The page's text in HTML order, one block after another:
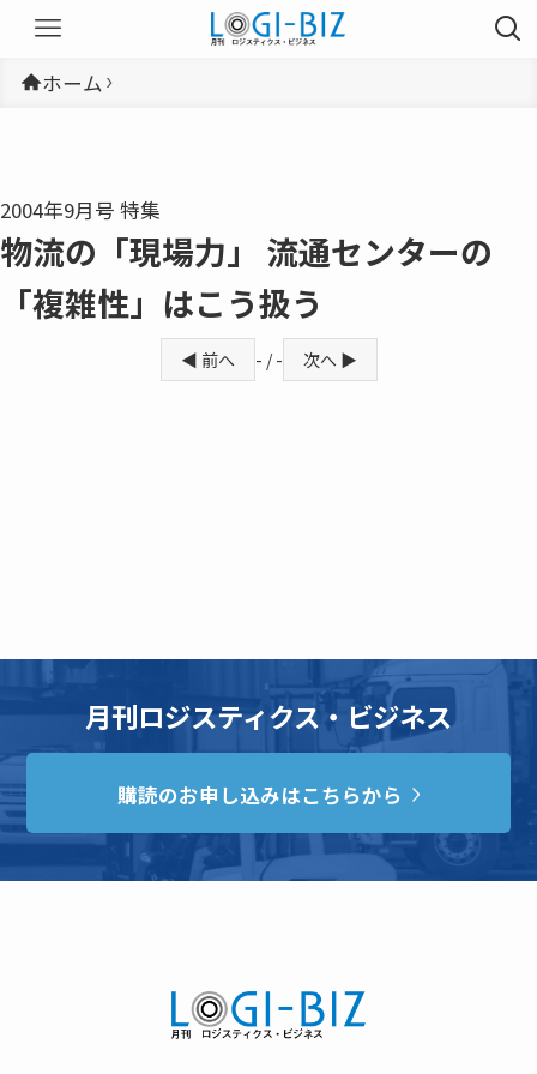
ホーム
2004年9月号 特集
物流の「現場力」 流通センターの
「複雑性」はこう扱う
◀ 前へ - / - 次へ ▶
月刊ロジスティクス・ビジネス
購読のお申し込みはこちらから